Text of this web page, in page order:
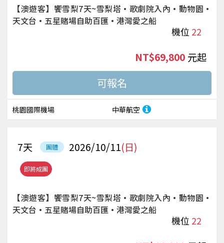
【澳遊客】饗雪梨7天~雪梨塔·歌劇院入內·動物園·
天文台·五星賭場自助百匯·港灣愛之船
機位 22
桃園國際機場 中華航空
NT$69,800 起
即將成團
團體 2026/10/11(日)
7天
【澳遊客】饗雪梨7天~雪梨塔·歌劇院入內·動物園·
天文台·五星賭場自助百匯·港灣愛之船
機位 22